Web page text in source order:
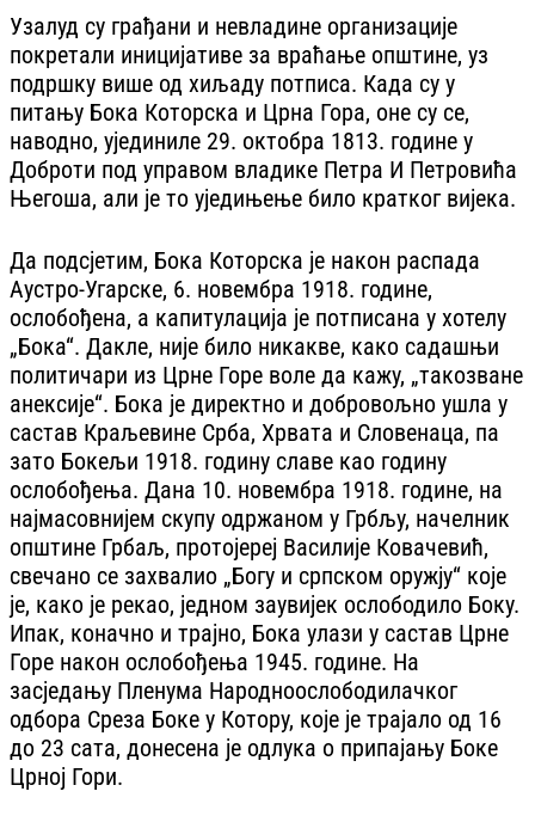
Узалуд су грађани и невладине организације
покретали иницијативе за враћање општине, уз
подршку више од хиљаду потписа. Када су у
питању Бока Которска и Црна Гора, оне су се,
наводно, ујединиле 29. октобра 1813. године у
Доброти под управом владике Петра И Петровића
Његоша, али је то уједињење било кратког вијека.
Да подсјетим, Бока Которска је након распада
Аустро-Угарске, 6. новембра 1918. године,
ослобођена, а капитулација је потписана у хотелу
„Бока“. Дакле, није било никакве, како садашњи
политичари из Црне Горе воле да кажу, „такозване
анексије“. Бока је директно и добровољно ушла у
састав Краљевине Срба, Хрвата и Словенаца, па
зато Бокељи 1918. годину славе као годину
ослобођења. Дана 10. новембра 1918. године, на
најмасовнијем скупу одржаном у Грбљу, начелник
општине Грбаљ, протојереј Василије Ковачевић,
свечано се захвалио „Богу и српском оружју“ које
је, како је рекао, једном заувијек ослободило Боку.
Ипак, коначно и трајно, Бока улази у састав Црне
Горе након ослобођења 1945. године. На
засједању Пленума Народноослободилачког
одбора Среза Боке у Котору, које је трајало од 16
до 23 сата, донесена је одлука о припајању Боке
Црној Гори.